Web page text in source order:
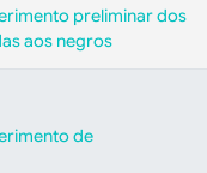
preliminar dos
aos negros
de